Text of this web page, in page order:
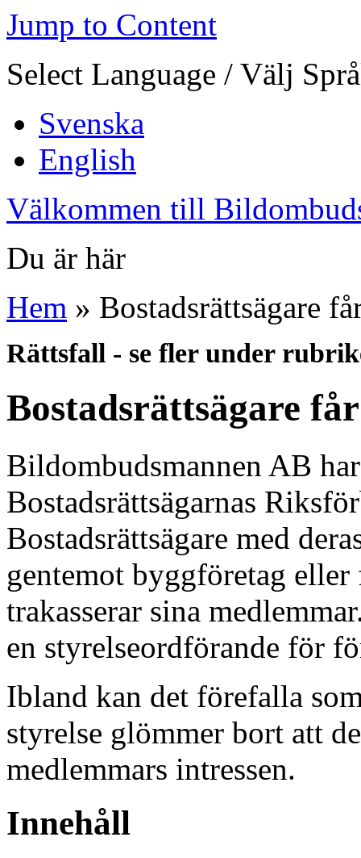
Jump to Content
Select Language / Välj
Svenska
English
Välkommen till
Du är här
Hem » Bostadsrättsägare
Rättsfall - se fler under
Bostadsrättsägare
Bildombudsmannen AB
Bostadsrättsägarnas
Bostadsrättsägare med
gentemot byggföretag
trakasserar sina
en styrelseordförande för
Ibland kan det förefalla
styrelse glömmer bort att
medlemmars intressen.
Innehåll